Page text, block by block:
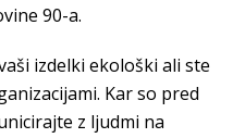
90-a.
izdelki ekološki ali ste
Kar so pred
z ljudmi na